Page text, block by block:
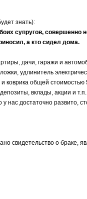
знать):
супругов, совершенно
а кто сидел дома.
дачи, гаражи и
удлинитель
коврика общей стоимостью
вклады, акции и
достаточно развито,
свидетельство о браке,